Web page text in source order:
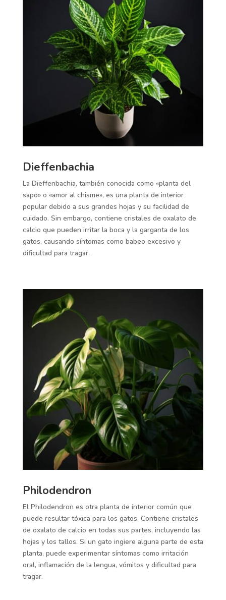
Dieffenbachia
La Dieffenbachia, también conocida como «planta del
sapo» o «amor al chisme», es una planta de interior
popular debido a sus grandes hojas y su facilidad de
cuidado. Sin embargo, contiene cristales de oxalato de
calcio que pueden irritar la boca y la garganta de los
gatos, causando síntomas como babeo excesivo y
dificultad para tragar.
Philodendron
El Philodendron es otra planta de interior común que
puede resultar tóxica para los gatos. Contiene cristales
de oxalato de calcio en todas sus partes, incluyendo las
hojas y los tallos. Si un gato ingiere alguna parte de esta
planta, puede experimentar síntomas como irritación
oral, inflamación de la lengua, vómitos y dificultad para
tragar.